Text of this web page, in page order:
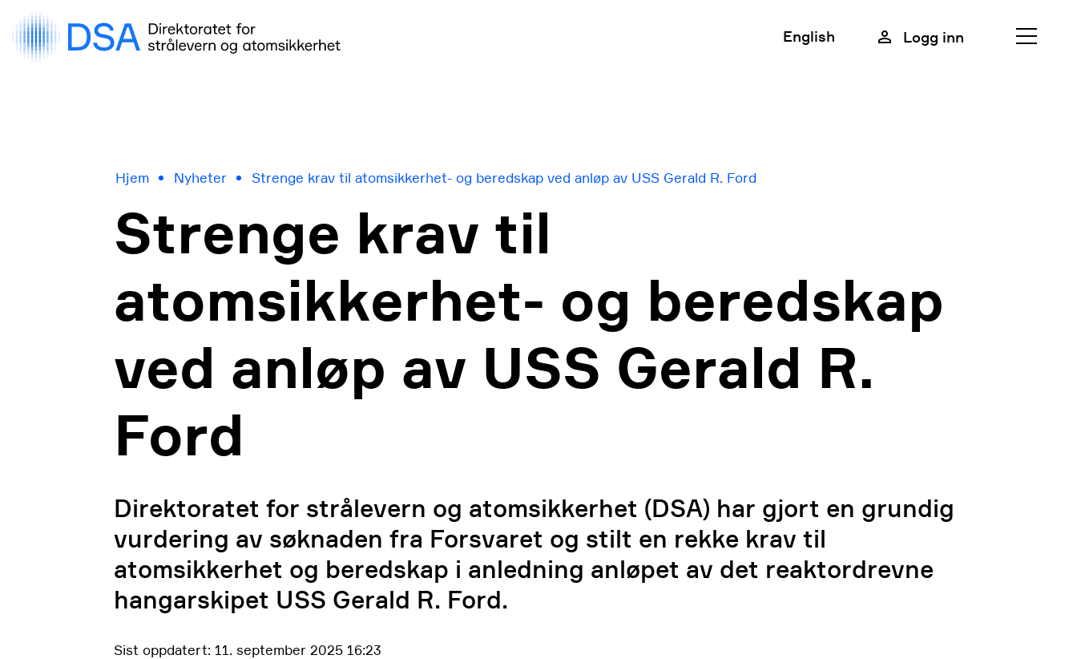
rett
English Logg inn
Meny
Hjem Nyheter Strenge krav til atomsikkerhet- og beredskap ved anløp av USS Gerald R. Ford
Strenge krav til
atomsikkerhet- og beredskap
ved anløp av USS Gerald R.
Ford
Direktoratet for strålevern og atomsikkerhet (DSA) har gjort en grundig
vurdering av søknaden fra Forsvaret og stilt en rekke krav til
atomsikkerhet og beredskap i anledning anløpet av det reaktordrevne
hangarskipet USS Gerald R. Ford.
Sist oppdatert: 11. september 2025 16:23